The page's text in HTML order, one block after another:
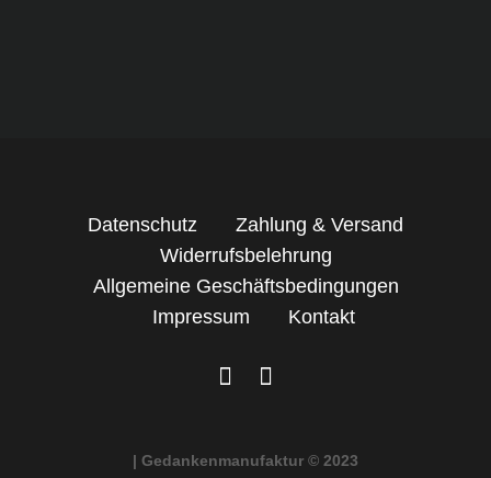
Datenschutz
Zahlung & Versand
Widerrufsbelehrung
Allgemeine Geschäftsbedingungen
Impressum
Kontakt
| Gedankenmanufaktur © 2023